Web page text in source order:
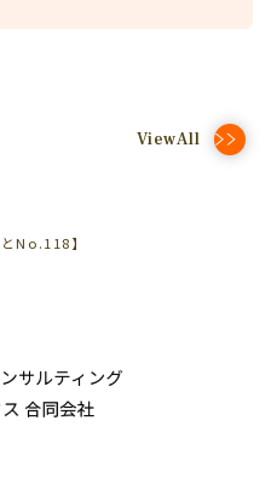
ViewAll
No.118】